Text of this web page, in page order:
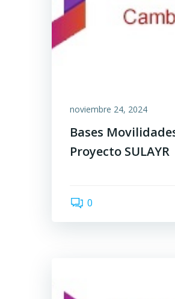
noviembre 24, 2024
Bases
Proyecto SULAYR
0